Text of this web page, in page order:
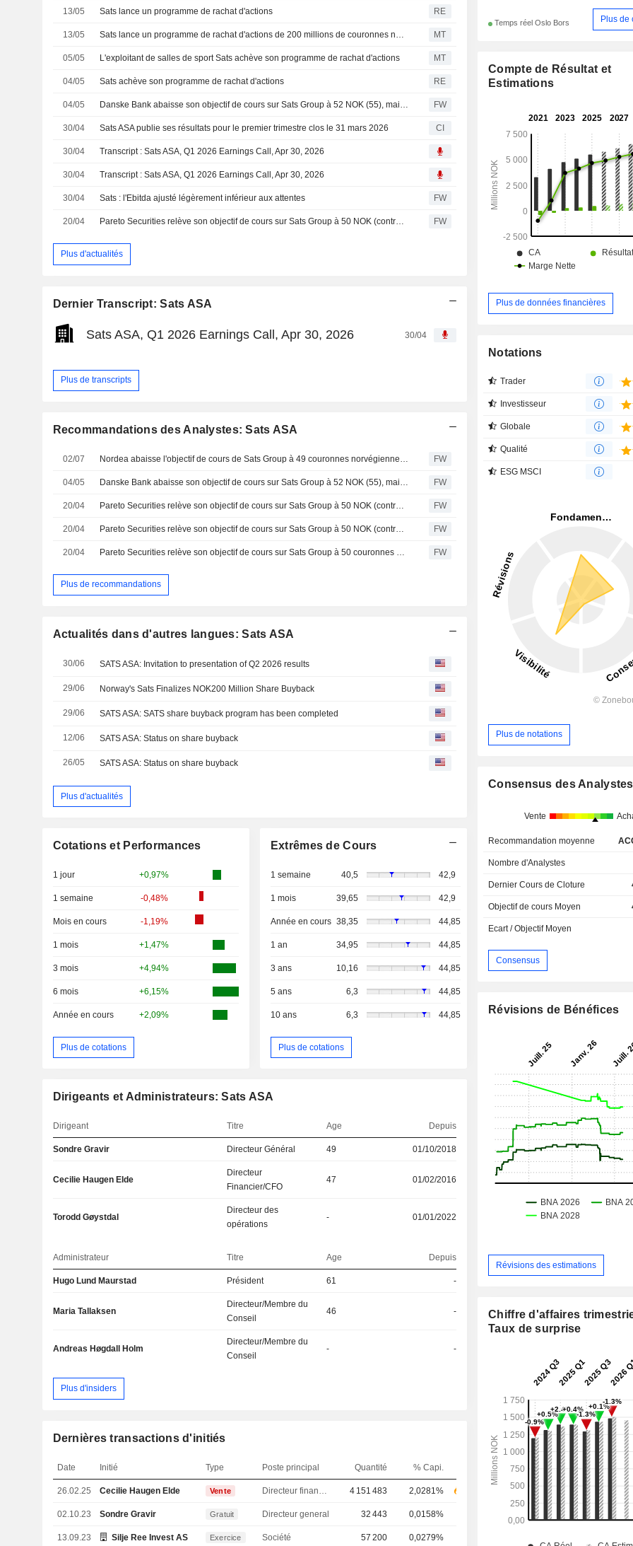
13/05 Sats lance un programme de rachat d'actions RE
13/05 Sats lance un programme de rachat d'actions de 200 millions de couronnes norvégiennes MT
05/05 L'exploitant de salles de sport Sats achève son programme de rachat d'actions MT
04/05 Sats achève son programme de rachat d'actions RE
04/05 Danske Bank abaisse son objectif de cours sur Sats Group à 52 NOK (55), maintient son conseil à l'achat - BN FW
30/04 Sats ASA publie ses résultats pour le premier trimestre clos le 31 mars 2026 CI
30/04 Transcript : Sats ASA, Q1 2026 Earnings Call, Apr 30, 2026
30/04 Transcript : Sats ASA, Q1 2026 Earnings Call, Apr 30, 2026
30/04 Sats : l'Ebitda ajusté légèrement inférieur aux attentes FW
20/04 Pareto Securities relève son objectif de cours sur Sats Group à 50 NOK (contre 48), maintient son conseil à l'achat FW
Plus d'actualités
Dernier Transcript: Sats ASA
Sats ASA, Q1 2026 Earnings Call, Apr 30, 2026 30/04
Plus de transcripts
Recommandations des Analystes: Sats ASA
02/07 FW
04/05 FW
20/04 FW
20/04 FW
20/04 FW
Plus de recommandations
Actualités dans d'autres langues: Sats ASA
30/06 SATS ASA: Invitation to presentation of Q2 2026 results
29/06 Norway's Sats Finalizes NOK200 Million Share Buyback
29/06 SATS ASA: SATS share buyback program has been completed
12/06 SATS ASA: Status on share buyback
26/05 SATS ASA: Status on share buyback
Plus d'actualités
Cotations et Performances
1 jour +0,97%
1 semaine -0,48%
Mois en cours -1,19%
1 mois +1,47%
3 mois +4,94%
6 mois +6,15%
Année en cours +2,09%
Plus de cotations
Extrêmes de Cours
1 semaine 40,5 42,9
1 mois 39,65 42,9
Année en cours 38,35 44,85
1 an 34,95 44,85
3 ans 10,16 44,85
5 ans 6,3 44,85
10 ans 6,3 44,85
Plus de cotations
Dirigeants et Administrateurs: Sats ASA
Dirigeant Titre Age Depuis
Sondre Gravir Directeur Général 49 01/10/2018
Cecilie Haugen Elde
Directeur
Financier/CFO
47 01/02/2016
Torodd Gøystdal
Directeur des
opérations
- 01/01/2022
Administrateur Titre Age Depuis
Hugo Lund Maurstad Président 61 -
Maria Tallaksen
Directeur/Membre du
Conseil
46 -
Andreas Høgdall Holm
Directeur/Membre du
Conseil
- -
Plus d'insiders
Dernières transactions d'initiés
Date Initié Type Poste principal Quantité % Capi.
26.02.25 Cecilie Haugen Elde Vente 4 151 483 2,0281%
02.10.23 Sondre Gravir Gratuit Directeur general 32 443 0,0158%
13.09.23 Silje Ree Invest AS Exercice Société 57 200 0,0279%
Temps réel Oslo Bors Plus de
Compte de Résultat et
Estimations
Plus de données financières
Notations
Trader
Investisseur
Globale
Qualité
ESG MSCI
Plus de notations
Consensus des Analystes
Vente
Recommandation moyenne
Nombre d'Analystes
Dernier Cours de Cloture
Objectif de cours Moyen
Ecart / Objectif Moyen
Consensus
Révisions de Bénéfices
Révisions des estimations
Chiffre d'affaires
Taux de surprise